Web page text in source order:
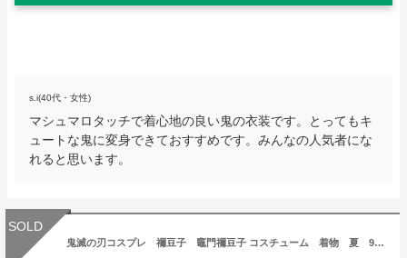
s.i(40代・女性)
マシュマロタッチで着心地の良い鬼の衣装です。とってもキ
ュートな鬼に変身できておすすめです。みんなの人気者にな
れると思います。
SOLD
鬼滅の刃コスプレ 禰豆子 竈門禰豆子 コスチューム 着物 夏 9点入り 女の子/子供用サイズ 110-150cm身長に合う コスプレ衣装 学園祭 文化祭 仮装 クリスマスパーティー 大人気漫画